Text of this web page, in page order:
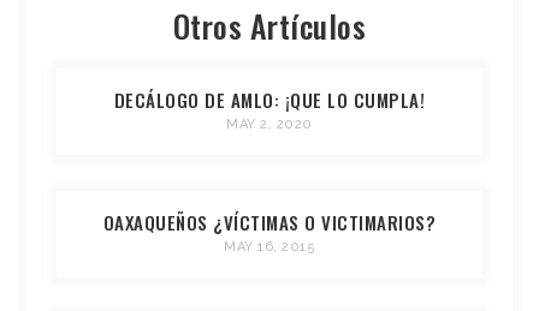
Otros Artículos
DECÁLOGO DE AMLO: ¡QUE LO CUMPLA!
MAY 2, 2020
OAXAQUEÑOS ¿VÍCTIMAS O VICTIMARIOS?
MAY 16, 2015